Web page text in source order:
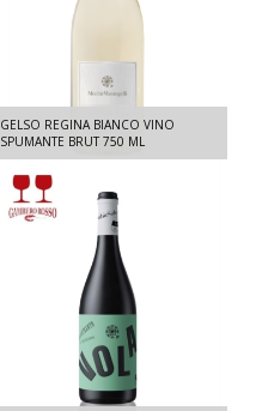
GELSO REGINA BIANCO VINO
SPUMANTE BRUT 750 ML